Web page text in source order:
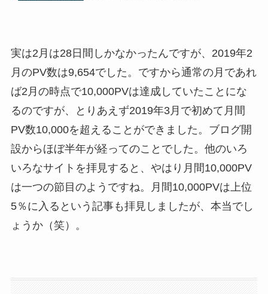
実は2月は28日間しかなかったんですが、2019年2
月のPV数は9,654でした。ですから通常の月であれ
ば2月の時点で10,000PVは達成していたことにな
るのですが、とりあえず2019年3月で初めて月間
PV数10,000を超えることができました。ブログ開
設からほぼ半年が経ってのことでした。他のいろ
いろなサイトを拝見すると、やはり月間10,000PV
は一つの節目のようですね。月間10,000PVは上位
5％に入るという記事も拝見しましたが、本当でし
ょうか（笑）。